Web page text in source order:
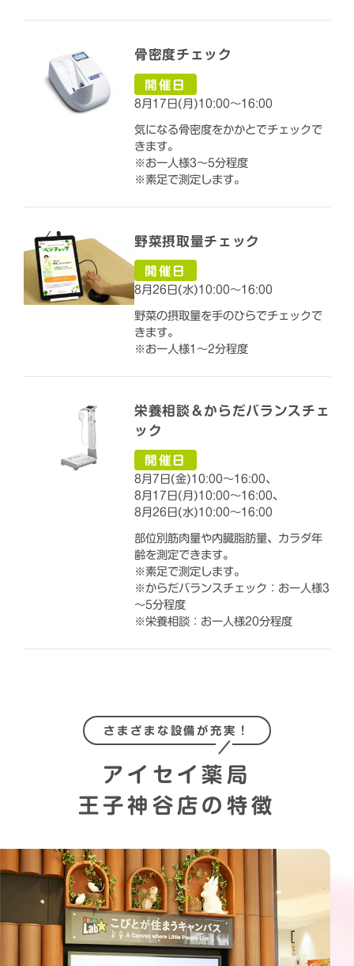
骨密度チェック
開催日
8月17日(月)10:00～16:00
気になる骨密度をかかとでチェックで
きます。
※お一人様3～5分程度
※素足で測定します。
野菜摂取量チェック
開催日
8月26日(水)10:00～16:00
野菜の摂取量を手のひらでチェックで
きます。
※お一人様1～2分程度
栄養相談＆からだバランスチェ
ック
開催日
8月7日(金)10:00～16:00、
8月17日(月)10:00～16:00、
8月26日(水)10:00～16:00
部位別筋肉量や内臓脂肪量、カラダ年
齢を測定できます。
※素足で測定します。
※からだバランスチェック：お一人様3
～5分程度
※栄養相談：お一人様20分程度
さまざまな設備が充実！
アイセイ薬局
王子神谷店の特徴